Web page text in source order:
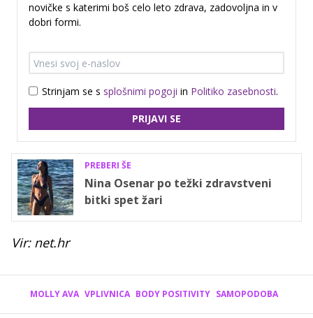
novičke s katerimi boš celo leto zdrava, zadovoljna in v
dobri formi.
Strinjam se s splošnimi pogoji in Politiko zasebnosti.
PRIJAVI SE
PREBERI ŠE
Nina Osenar po težki zdravstveni
bitki spet žari
Vir: net.hr
MOLLY AVA VPLIVNICA BODY POSITIVITY SAMOPODOBA